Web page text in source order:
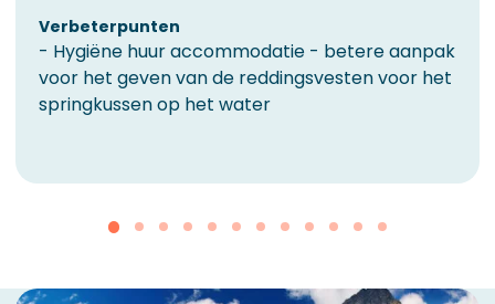
Verbeterpunten
​- Hygiëne huur accommodatie - betere aanpak
voor het geven van de reddingsvesten voor het
springkussen op het water